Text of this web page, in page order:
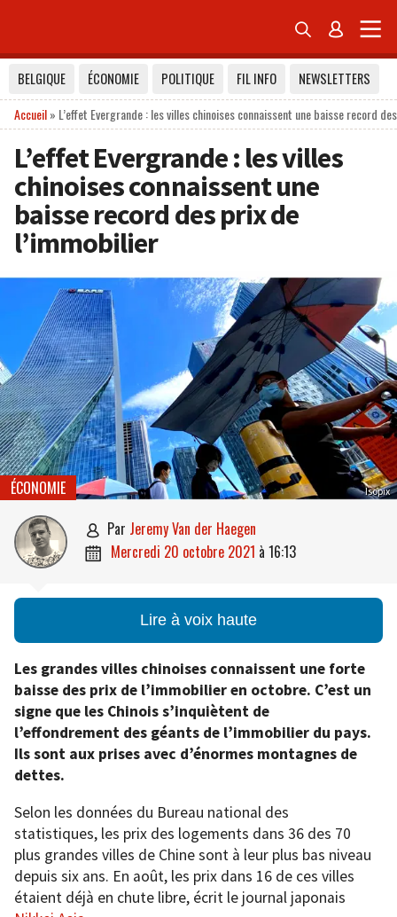
 
BELGIQUE ÉCONOMIE POLITIQUE FIL INFO
NEWSLETTERS
Accueil» L’effet Evergrande : les villes chinoises connaissent une baisse record
L’effet Evergrande : les villes
chinoises connaissent une
baisse record des prix de
l’immobilier
Isopix
ÉCONOMIE
 par Jeremy Van der Haegen
 mercredi 20 octobre 2021 à 16:13
Lire à voix haute
Les grandes villes chinoises connaissent une forte
baisse des prix de l’immobilier en octobre. C’est un
signe que les Chinois s’inquiètent de
l’effondrement des géants de l’immobilier du pays.
Ils sont aux prises avec d’énormes montagnes de
dettes.
Selon les données du Bureau national des
statistiques, les prix des logements dans 36 des 70
plus grandes villes de Chine sont à leur plus bas niveau
depuis six ans. En août, les prix dans 16 de ces villes
étaient déjà en chute libre, écrit le journal japonais